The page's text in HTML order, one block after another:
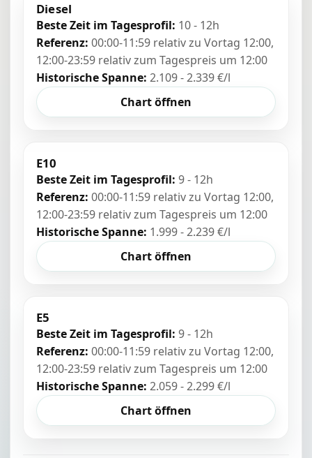
Diesel
Beste Zeit im Tagesprofil: 10 - 12h
Referenz: 00:00-11:59 relativ zu Vortag 12:00,
12:00-23:59 relativ zum Tagespreis um 12:00
Historische Spanne: 2.109 - 2.339 €/l
Chart öffnen
E10
Beste Zeit im Tagesprofil: 9 - 12h
Referenz: 00:00-11:59 relativ zu Vortag 12:00,
12:00-23:59 relativ zum Tagespreis um 12:00
Historische Spanne: 1.999 - 2.239 €/l
Chart öffnen
E5
Beste Zeit im Tagesprofil: 9 - 12h
Referenz: 00:00-11:59 relativ zu Vortag 12:00,
12:00-23:59 relativ zum Tagespreis um 12:00
Historische Spanne: 2.059 - 2.299 €/l
Chart öffnen